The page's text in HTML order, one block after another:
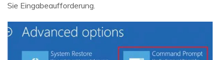
Sie Eingabeaufforderung.